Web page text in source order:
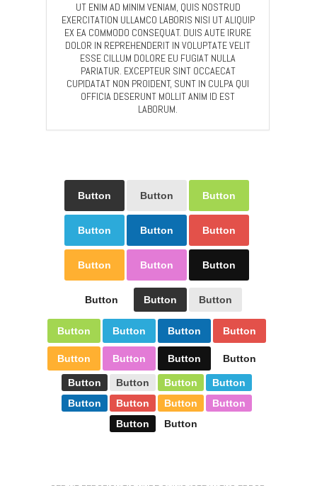
UT ENIM AD MINIM VENIAM, QUIS NOSTRUD
EXERCITATION ULLAMCO LABORIS NISI UT ALIQUIP
EX EA COMMODO CONSEQUAT. DUIS AUTE IRURE
DOLOR IN REPREHENDERIT IN VOLUPTATE VELIT
ESSE CILLUM DOLORE EU FUGIAT NULLA
PARIATUR. EXCEPTEUR SINT OCCAECAT
CUPIDATAT NON PROIDENT, SUNT IN CULPA QUI
OFFICIA DESERUNT MOLLIT ANIM ID EST
LABORUM.
Button Button Button
Button Button Button
Button Button Button
Button Button Button
Button Button Button Button
Button Button Button Button
Button Button Button
Button
Button
Button Button
Button
Button
Button